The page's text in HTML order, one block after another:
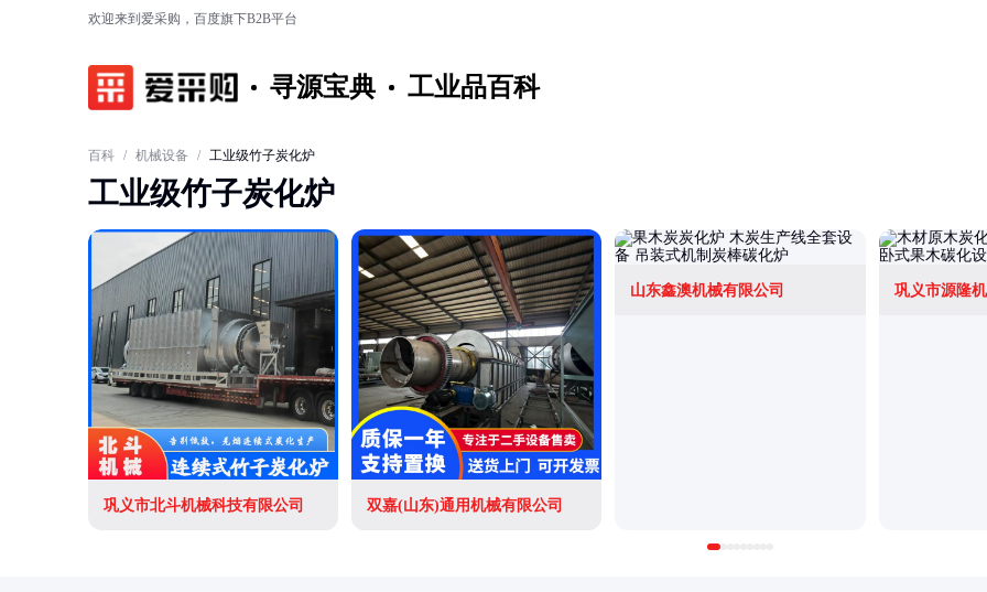
欢迎来到爱采购，百度旗下B2B平台
寻源宝典 工业品百科
百科 / 机械设备 / 工业级竹子炭化炉
工业级竹子炭化炉
巩义市北斗机械科技有限公司 双嘉(山东)通用机械有限公司
山东鑫澳机械有限公司 巩义市源隆